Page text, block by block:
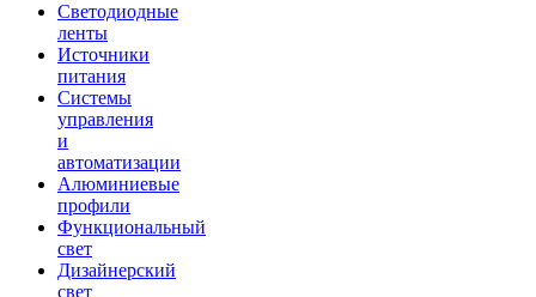
Светодиодные
ленты
Источники
питания
Системы
управления
и
автоматизации
Алюминиевые
профили
Функциональный
свет
Дизайнерский
свет